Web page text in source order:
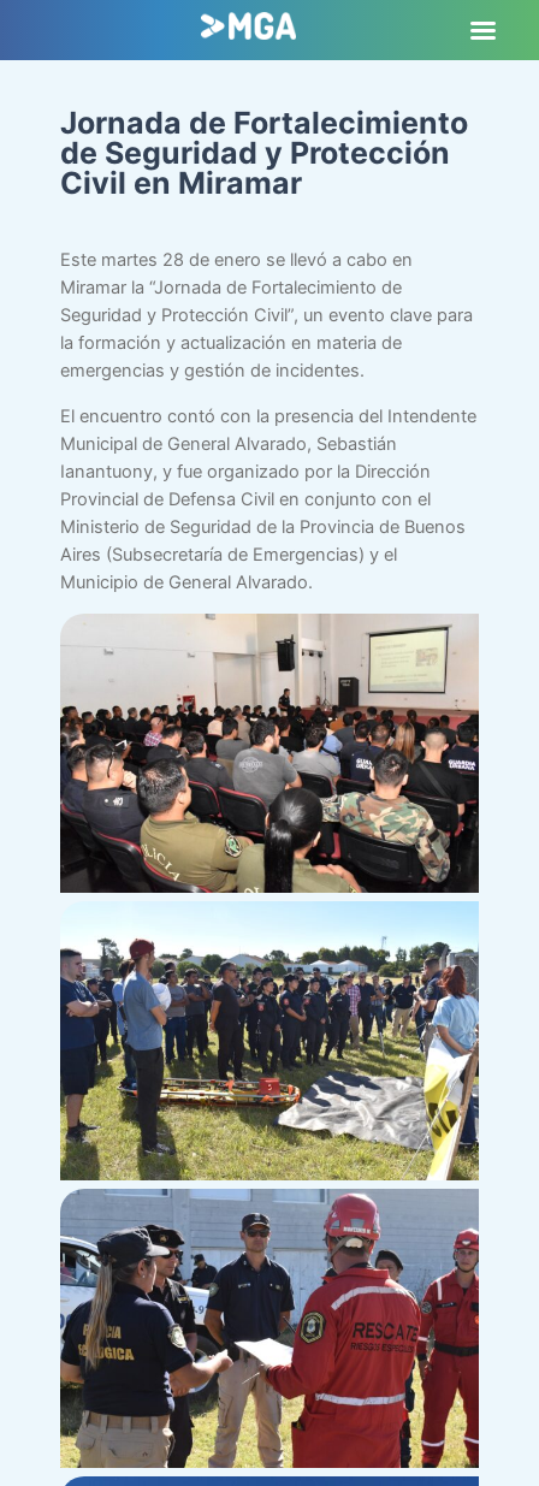
Jornada de Fortalecimiento
de Seguridad y Protección
Civil en Miramar
Este martes 28 de enero se llevó a cabo en
Miramar la “Jornada de Fortalecimiento de
Seguridad y Protección Civil”, un evento clave para
la formación y actualización en materia de
emergencias y gestión de incidentes.
El encuentro contó con la presencia del Intendente
Municipal de General Alvarado, Sebastián
Ianantuony, y fue organizado por la Dirección
Provincial de Defensa Civil en conjunto con el
Ministerio de Seguridad de la Provincia de Buenos
Aires (Subsecretaría de Emergencias) y el
Municipio de General Alvarado.